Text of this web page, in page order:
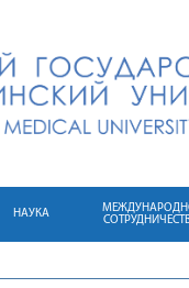
НАУКА